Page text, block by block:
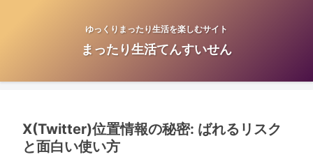
ゆっくりまったり生活を楽しむサイト
まったり生活てんすいせん
X(Twitter)位置情報の秘密: ばれるリスク
と面白い使い方